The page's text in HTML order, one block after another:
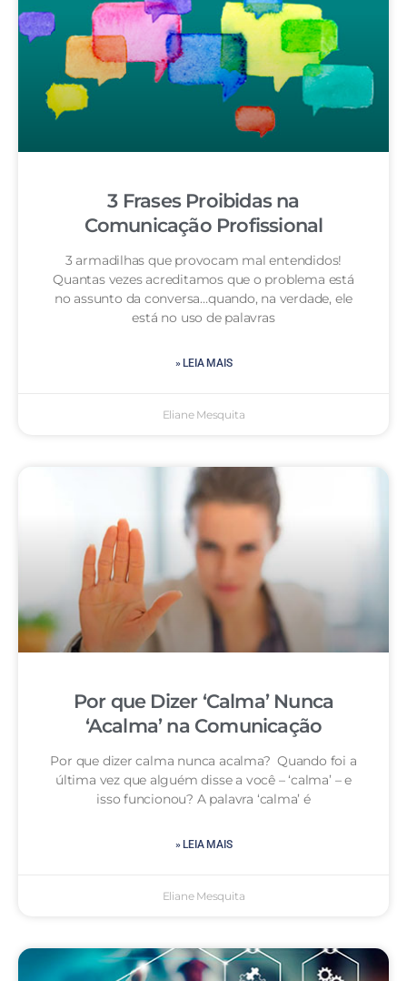
3 Frases Proibidas na
Comunicação Profissional
3 armadilhas que provocam mal entendidos!
Quantas vezes acreditamos que o problema está
no assunto da conversa…quando, na verdade, ele
está no uso de palavras
» LEIA MAIS
Eliane Mesquita
Por que Dizer ‘Calma’ Nunca
‘Acalma’ na Comunicação
Por que dizer calma nunca acalma? Quando foi a
última vez que alguém disse a você – ‘calma’ – e
isso funcionou? A palavra ‘calma’ é
» LEIA MAIS
Eliane Mesquita